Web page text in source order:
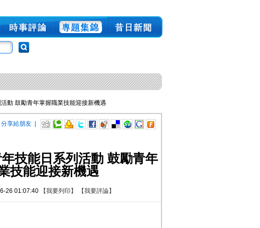
動 鼓勵青年掌握職業技能迎接新機遇
分享給朋友 |
技能日系列活動 鼓勵青年
技能迎接新機遇
26 01:07:40 【我要列印】 【我要評論】